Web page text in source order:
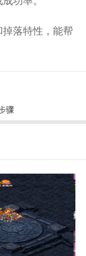
落特性，能帮
骤